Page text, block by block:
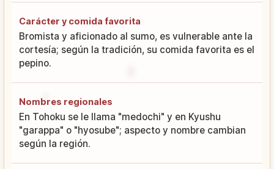
Carácter y comida favorita
Bromista y aficionado al sumo, es vulnerable ante la
cortesía; según la tradición, su comida favorita es el
pepino.
Nombres regionales
En Tohoku se le llama "medochi" y en Kyushu
"garappa" o "hyosube"; aspecto y nombre cambian
según la región.